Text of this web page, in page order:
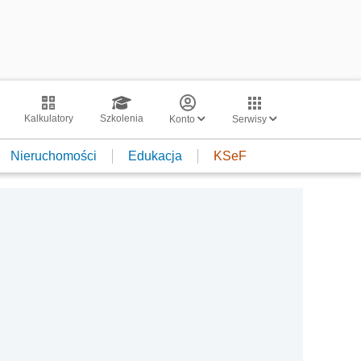
Kalkulatory Szkolenia Konto Serwisy
Nieruchomości Edukacja KSeF